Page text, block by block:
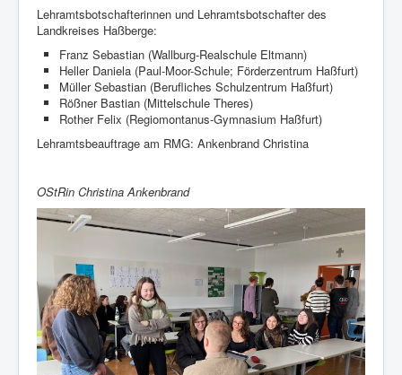
Lehramtsbotschafterinnen und Lehramtsbotschafter des
Landkreises Haßberge:
Franz Sebastian (Wallburg-Realschule Eltmann)
Heller Daniela (Paul-Moor-Schule; Förderzentrum Haßfurt)
Müller Sebastian (Berufliches Schulzentrum Haßfurt)
Rößner Bastian (Mittelschule Theres)
Rother Felix (Regiomontanus-Gymnasium Haßfurt)
Lehramtsbeauftrage am RMG: Ankenbrand Christina
OStRin Christina Ankenbrand